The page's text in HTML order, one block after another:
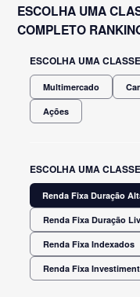
ESCOLHA UMA
COMPLETO
ESCOLHA UMA
Multimercado
Ações
ESCOLHA UMA
Renda Fixa Duração
Renda Fixa Duração
Renda Fixa Indexados
Renda Fixa